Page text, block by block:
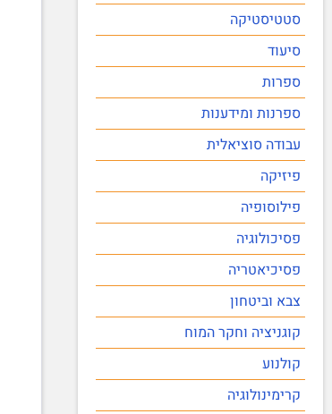
סטטיסטיקה
סיעוד
ספרות
ספרנות ומידענות
עבודה סוציאלית
פיזיקה
פילוסופיה
פסיכולוגיה
פסיכיאטריה
צבא וביטחון
קוגניציה וחקר המוח
קולנוע
קרימינולוגיה